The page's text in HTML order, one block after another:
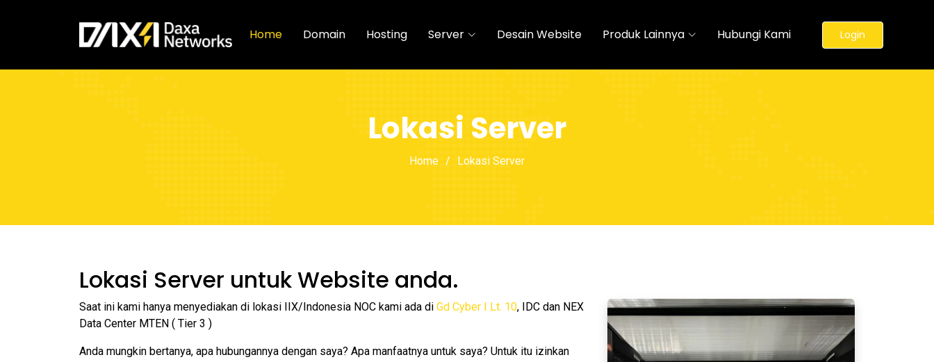
Home Domain Hosting Server Desain Website Produk Lainnya Hubungi Kami Login
Lokasi Server
Home Lokasi Server
Lokasi Server untuk Website anda.
Saat ini kami hanya menyediakan di lokasi IIX/Indonesia NOC kami ada di Gd Cyber I Lt. 10, IDC dan NEX
Data Center MTEN ( Tier 3 )
Anda mungkin bertanya, apa hubungannya dengan saya? Apa manfaatnya untuk saya? Untuk itu izinkan